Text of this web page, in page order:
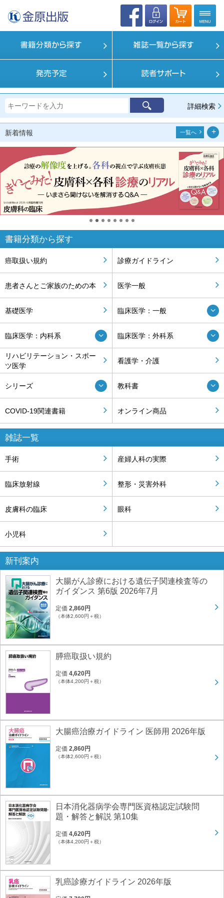
詳細検索
一覧へ
新着情報
書籍分類から探す
癌取扱い規約 診療ガイドライン
患者さんとご家族のための本 医学一般
基礎医学 臨床医学：一般
臨床医学：内科系 臨床医学：外科系
リハビリテーション・スポー
ツ医学
看護学・介護
シリーズ 教科書
COVID-19関連書籍 オンライン商品
雑誌一覧
手術 産婦人科の実際
臨床放射線 整形・災害外科
皮膚科の臨床 眼科
小児科
新刊案内
大腸がん診療における遺伝子関連検査等の
ガイダンス 第6版 2026年7月
定価 2,860円
（本体2,600円＋税）
膵癌取扱い規約
定価 4,620円
（本体4,200円＋税）
大腸癌治療ガイドライン 医師用 2026年版
定価 2,860円
（本体2,600円＋税）
日本消化器病学会専門医資格認定試験問
題・解答と解説 第10集
定価 4,620円
（本体4,200円＋税）
乳癌診療ガイドライン 2026年版